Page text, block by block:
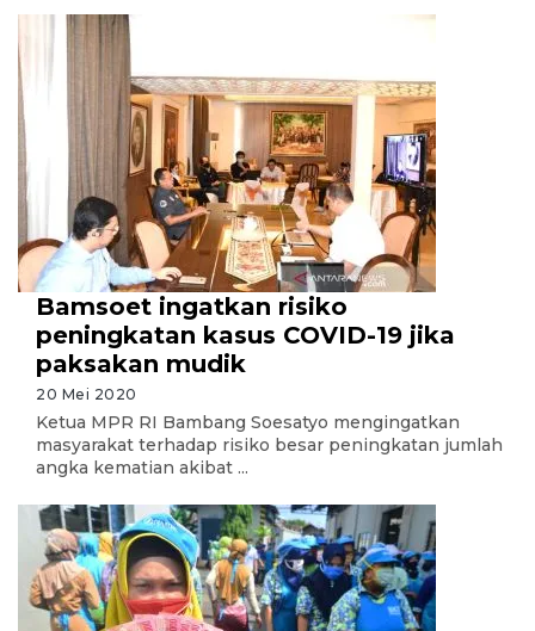
Bamsoet ingatkan risiko
peningkatan kasus COVID-19 jika
paksakan mudik
20 Mei 2020
Ketua MPR RI Bambang Soesatyo mengingatkan
masyarakat terhadap risiko besar peningkatan jumlah
angka kematian akibat ...